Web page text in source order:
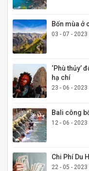
Bốn mùa ở
03 - 07 - 2023
‘Phù thủy’
hạ chí
23 - 06 - 2023
Bali công
12 - 06 - 2023
Chi Phí Du
22 - 05 - 2023